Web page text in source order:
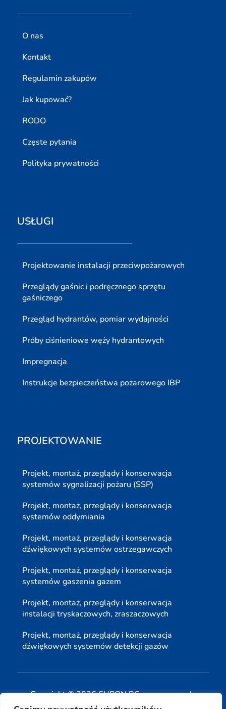
O nas
Kontakt
Regulamin zakupów
Jak kupować?
RODO
Częste pytania
Polityka prywatności
USŁUGI
Projektowanie instalacji przeciwpożarowych
Przeglądy gaśnic i podręcznego sprzętu
gaśniczego
Przegląd hydrantów, pomiar wydajności
Próby ciśnieniowe węży hydrantowych
Impregnacja
Instrukcje bezpieczeństwa pożarowego IBP
PROJEKTOWANIE
Projekt, montaż, przeglądy i konserwacja
systemów sygnalizacji pożaru (SSP)
Projekt, montaż, przeglądy i konserwacja
systemów oddymiania
Projekt, montaż, przeglądy i konserwacja
dźwiękowych systemów ostrzegawczych
Projekt, montaż, przeglądy i konserwacja
systemów gaszenia gazem
Projekt, montaż, przeglądy i konserwacja
instalacji tryskaczowych, zraszaczowych
Projekt, montaż, przeglądy i konserwacja
dźwiękowych systemów detekcji gazów
Copyright © 2026 SUPON BC sp, z o. o. sp. k.